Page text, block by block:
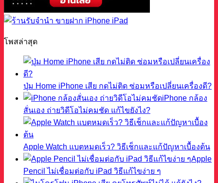
โพสล่าสุด
ปุ่ม Home iPhone เสีย กดไม่ติด ซ่อมหรือเปลี่ยนเครื่องดี?
iPhone กล้อง
สั่นเอง ถ่ายวิดีโอไม่คมชัด แก้ไขยังไง?
Apple Watch แบตหมดเร็ว? วิธีเช็กและแก้ปัญหาเบื้องต้น
Apple
Pencil ไม่เชื่อมต่อกับ iPad วิธีแก้ไขง่าย ๆ